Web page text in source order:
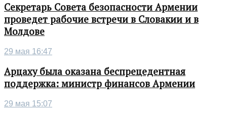
Секретарь Совета безопасности Армении
проведет рабочие встречи в Словакии и в
Молдове
29 мая 16:47
Арцаху была оказана беспрецедентная
поддержка: министр финансов Армении
29 мая 15:07